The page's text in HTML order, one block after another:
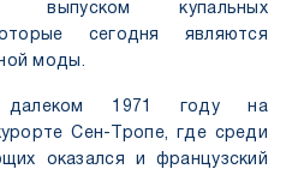
выпуском купальных
сегодня являются
моды.
1971 году на
Сен-Тропе, где среди
оказался и французский